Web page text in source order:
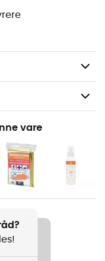
opdage dens
hytter og andre
din stedsans
er uundværligt i din
vare